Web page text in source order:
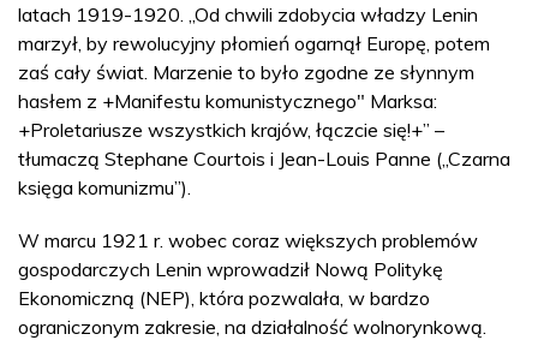
latach 1919-1920. „Od chwili zdobycia władzy Lenin
marzył, by rewolucyjny płomień ogarnął Europę, potem
zaś cały świat. Marzenie to było zgodne ze słynnym
hasłem z +Manifestu komunistycznego" Marksa:
+Proletariusze wszystkich krajów, łączcie się!+” –
tłumaczą Stephane Courtois i Jean-Louis Panne („Czarna
księga komunizmu”).
W marcu 1921 r. wobec coraz większych problemów
gospodarczych Lenin wprowadził Nową Politykę
Ekonomiczną (NEP), która pozwalała, w bardzo
ograniczonym zakresie, na działalność wolnorynkową.